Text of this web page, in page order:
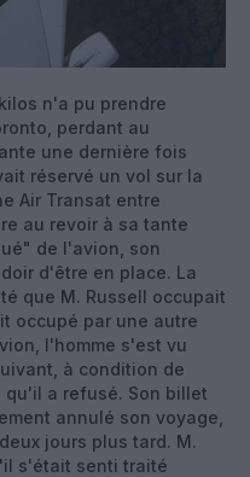
n'a pu prendre
perdant au
une dernière fois
réservé un vol sur la
Air Transat entre
au revoir à sa tante
de l'avion, son
d'être en place. La
que M. Russell occupait
occupé par une autre
l'homme s'est vu
à condition de
qu'il a refusé. Son billet
annulé son voyage,
jours plus tard. M.
s'était senti traité